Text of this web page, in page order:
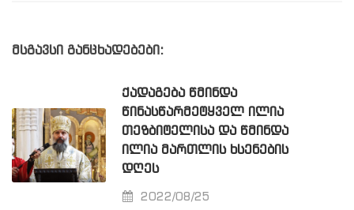
მსგავსი განცხადებები:
ᲥᲐᲓᲐᲒᲔᲑᲐ ᲬᲛᲘᲜᲓᲐ
ᲬᲘᲜᲐᲡᲬᲐᲠᲛᲔᲢᲧᲕᲔᲚ ᲘᲚᲘᲐ
ᲗᲔᲖᲑᲘᲢᲔᲚᲘᲡᲐ ᲓᲐ ᲬᲛᲘᲜᲓᲐ
ᲘᲚᲘᲐ ᲛᲐᲠᲗᲚᲘᲡ ᲮᲡᲔᲜᲔᲑᲘᲡ
ᲓᲦᲔᲡ
2022/08/25